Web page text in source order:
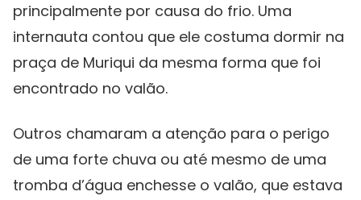
principalmente por causa do frio. Uma
internauta contou que ele costuma dormir na
praça de Muriqui da mesma forma que foi
encontrado no valão.
Outros chamaram a atenção para o perigo
de uma forte chuva ou até mesmo de uma
tromba d’água enchesse o valão, que estava